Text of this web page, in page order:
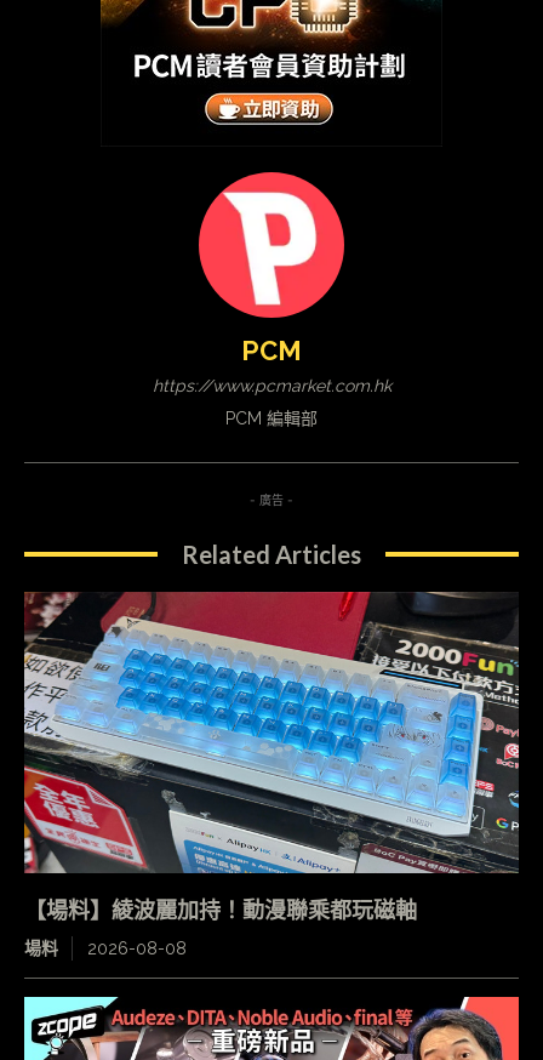
PCM
https://www.pcmarket.com.hk
PCM 編輯部
- 廣告 -
Related Articles
【場料】綾波麗加持！動漫聯乘都玩磁軸
場料 2026-08-08